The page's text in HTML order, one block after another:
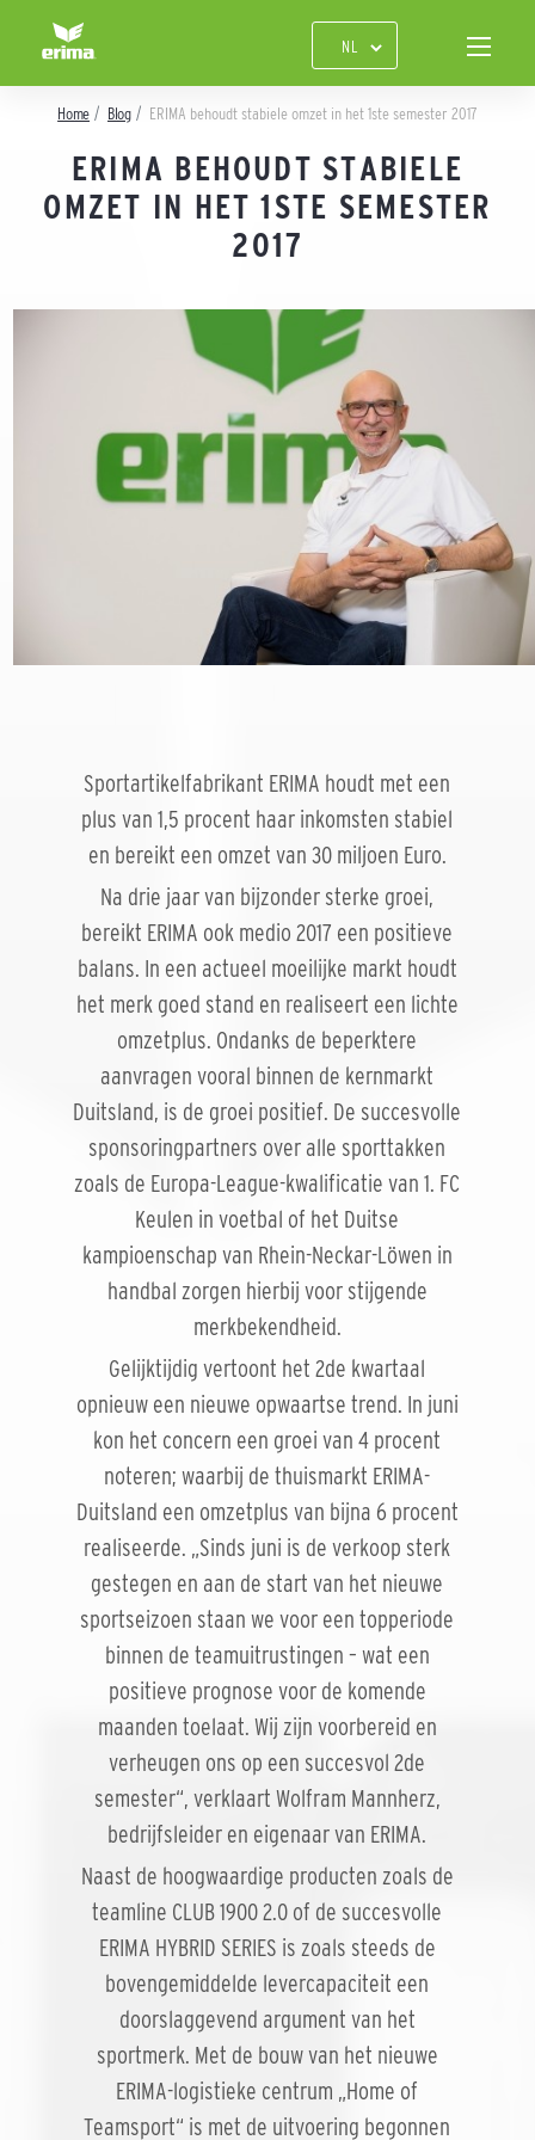
Home Blog ERIMA behoudt stabiele omzet in het 1ste semester 2017
ERIMA BEHOUDT STABIELE
OMZET IN HET 1STE SEMESTER
2017
Sportartikelfabrikant ERIMA houdt met een
plus van 1,5 procent haar inkomsten stabiel
en bereikt een omzet van 30 miljoen Euro.
Na drie jaar van bijzonder sterke groei,
bereikt ERIMA ook medio 2017 een positieve
balans. In een actueel moeilijke markt houdt
het merk goed stand en realiseert een lichte
omzetplus. Ondanks de beperktere
aanvragen vooral binnen de kernmarkt
Duitsland, is de groei positief. De succesvolle
sponsoringpartners over alle sporttakken
zoals de Europa-League-kwalificatie van 1. FC
Keulen in voetbal of het Duitse
kampioenschap van Rhein-Neckar-Löwen in
handbal zorgen hierbij voor stijgende
merkbekendheid.
Gelijktijdig vertoont het 2de kwartaal
opnieuw een nieuwe opwaartse trend. In juni
kon het concern een groei van 4 procent
noteren; waarbij de thuismarkt ERIMA-
Duitsland een omzetplus van bijna 6 procent
realiseerde. „Sinds juni is de verkoop sterk
gestegen en aan de start van het nieuwe
sportseizoen staan we voor een topperiode
binnen de teamuitrustingen – wat een
positieve prognose voor de komende
maanden toelaat. Wij zijn voorbereid en
verheugen ons op een succesvol 2de
semester“, verklaart Wolfram Mannherz,
bedrijfsleider en eigenaar van ERIMA.
Naast de hoogwaardige producten zoals de
teamline CLUB 1900 2.0 of de succesvolle
ERIMA HYBRID SERIES is zoals steeds de
bovengemiddelde levercapaciteit een
doorslaggevend argument van het
sportmerk. Met de bouw van het nieuwe
ERIMA-logistieke centrum „Home of
Teamsport“ is met de uitvoering begonnen